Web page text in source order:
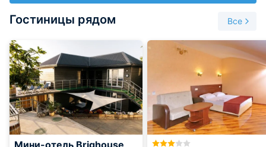
а также во многих художественных музеях. Дом-музей —
это бывшая дом-дача семьи Киселёвых. В постоянной
фотоматериалы, картины, среди которых картины сына
Николая Александровича Киселёва. Множество предметов
были отданы внуком художника С.В. Киселёвым в г.
Туапсе.
Гостиницы рядом Все
Мини-отель Brighouse